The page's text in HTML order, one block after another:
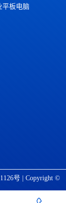
平板电脑
号 | Copyright ©